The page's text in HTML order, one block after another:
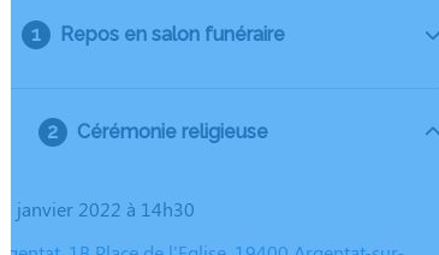
Repos en salon funéraire
Cérémonie religieuse
24 janvier 2022 à 14h30